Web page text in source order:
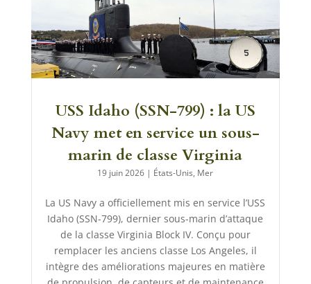
USS Idaho (SSN-799) : la US
Navy met en service un sous-
marin de classe Virginia
19 juin 2026 | États-Unis, Mer
La US Navy a officiellement mis en service l’USS
Idaho (SSN-799), dernier sous-marin d’attaque
de la classe Virginia Block IV. Conçu pour
remplacer les anciens classe Los Angeles, il
intègre des améliorations majeures en matière